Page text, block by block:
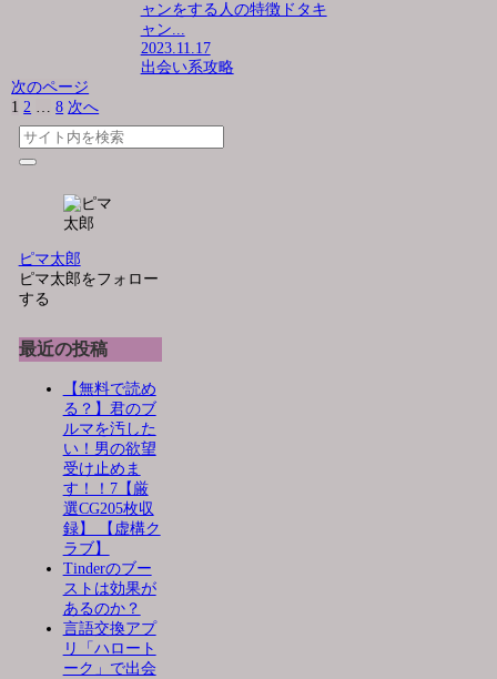
ャンをする人の特徴ドタキ
ャン...
2023.11.17
出会い系攻略
次のページ
1 2 … 8 次へ
ピマ太郎
ピマ太郎をフォロー
する
最近の投稿
【無料で読め
る？】君のブ
ルマを汚した
い！男の欲望
受け止めま
す！！7【厳
選CG205枚収
録】 【虚構ク
ラブ】
Tinderのブー
ストは効果が
あるのか？
言語交換アプ
リ「ハロート
ーク」で出会